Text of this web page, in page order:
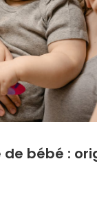
bébé :